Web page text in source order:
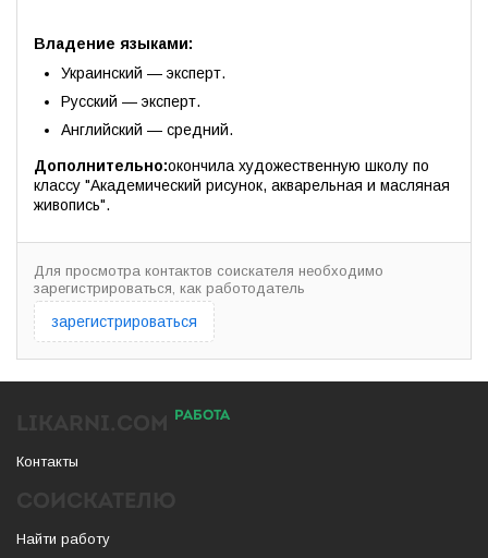
Владение языками:
Украинский — эксперт.
Русский — эксперт.
Английский — средний.
Дополнительно:окончила художественную школу по
классу "Академический рисунок, акварельная и масляная
живопись".
Для просмотра контактов соискателя необходимо
зарегистрироваться, как работодатель
зарегистрироваться
РАБОТА
Контакты
Найти работу